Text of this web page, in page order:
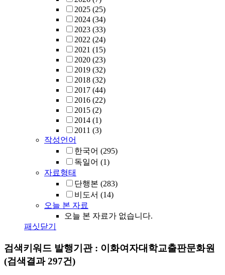
2025 (25)
2024 (34)
2023 (33)
2022 (24)
2021 (15)
2020 (23)
2019 (32)
2018 (32)
2017 (44)
2016 (22)
2015 (2)
2014 (1)
2011 (3)
작성언어
한국어 (295)
독일어 (1)
자료형태
단행본 (283)
비도서 (14)
오늘 본 자료
오늘 본 자료가 없습니다.
패싯닫기
검색키워드 발행기관 : 이화여자대학교출판문화원
(검색결과 297건)